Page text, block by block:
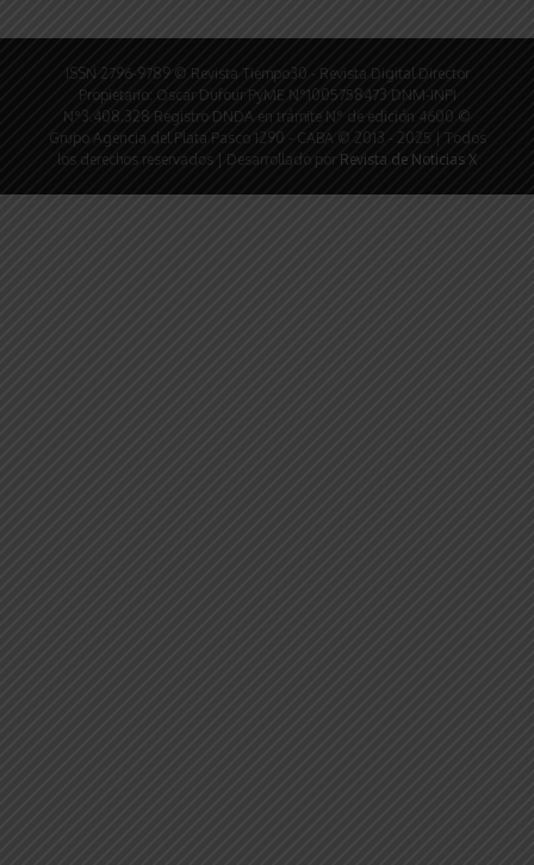
ISSN 2796-9789 © Revista Tiempo30 - Revista Digital Director
Propietario: Oscar Dufour PyME N°1005758473 DNM-INPI
N°3.408.328 Registro DNDA en trámite N° de edición 4600 ©
Grupo Agencia del Plata Pasco 1290 - CABA © 2013 - 2025 | Todos
los derechos reservados | Desarrollado por Revista de Noticias X